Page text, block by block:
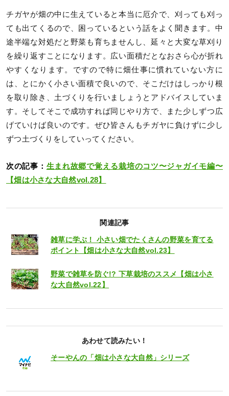
チガヤが畑の中に生えていると本当に厄介で、刈っても刈っ
ても出てくるので、困っているという話をよく聞きます。中
途半端な対処だと野菜も育ちませんし、延々と大変な草刈り
を繰り返すことになります。広い面積だとなおさら心が折れ
やすくなります。ですので特に畑仕事に慣れていない方に
は、とにかく小さい面積で良いので、そこだけはしっかり根
を取り除き、土づくりを行いましょうとアドバイスしていま
す。そしてそこで成功すれば同じやり方で、また少しずつ広
げていけば良いのです。ぜひ皆さんもチガヤに負けずに少し
ずつ土づくりをしていってください。
次の記事： 生まれ故郷で覚える栽培のコツ〜ジャガイモ編〜
【畑は小さな大自然vol.28】
関連記事
雑草に学ぶ！ 小さい畑でたくさんの野菜を育てる
ポイント【畑は小さな大自然vol.23】
野菜で雑草を防ぐ!? 下草栽培のススメ【畑は小さ
な大自然vol.22】
あわせて読みたい！
そーやんの「畑は小さな大自然」シリーズ